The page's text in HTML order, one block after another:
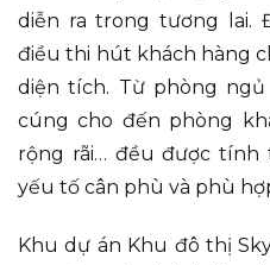
diễn ra trong tương lai.
điều thi hút khách hàng
diện tích. Từ phòng
cúng cho đến phòng
rộng rãi… đều được tính
yếu tố cân phù và phù
Khu dự án Khu đô thị